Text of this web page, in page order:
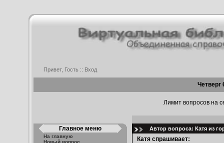
Привет, Гость :: Вход
Четверг
Лимит вопросов на
Главное меню
На главную
Новый вопрос
Автор вопроса: Катя из
Катя спрашивает: